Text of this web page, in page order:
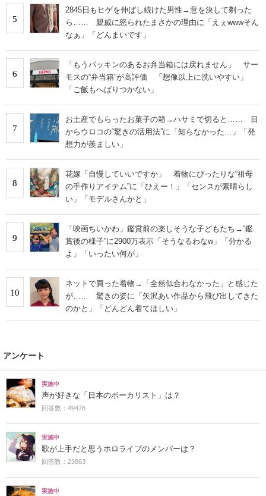
5
2845日もヒゲを伸ばし続けた男性→意を決して剃った
ら…… 親戚に怒られたまさかの理由に「えぇwwwそん
なぁ」「どんまいです」
6
「もうパッキンのあるお弁当箱には戻れません」 サー
モスの“弁当箱”が高評価 「想像以上に洗いやすい」
「ご飯もへばりつかない」
7
お土産でもらったお菓子の箱→ハサミで切ると…… 目
からウロコの“驚きの活用法”に「知らなかった…」「発
想力が羨ましい」
8
花嫁「自慢していいですか」 着物にぴったりな“祖母
の手作りアイテム”に「ひえー！」「センスが素晴らし
い」「モデルさんかと」
9
「映画ちいかわ」鑑賞前の楽しそうな子どもたち→“鑑
賞後の様子”に2900万表示「そうなるわなw」「分かる
よ」「いったい何が」
10
ネットで買った着物→「全然似合わなかった」と感じた
が…… 驚きの姿に「矢沢あい作品から飛び出してきた
のかと」「どんどん着てほしい」
アンケート
実施中
声が好きな「日本のボーカリスト」は？
回答数：49476
実施中
歌が上手だと思うホロライブのメンバーは？
回答数：23863
実施中